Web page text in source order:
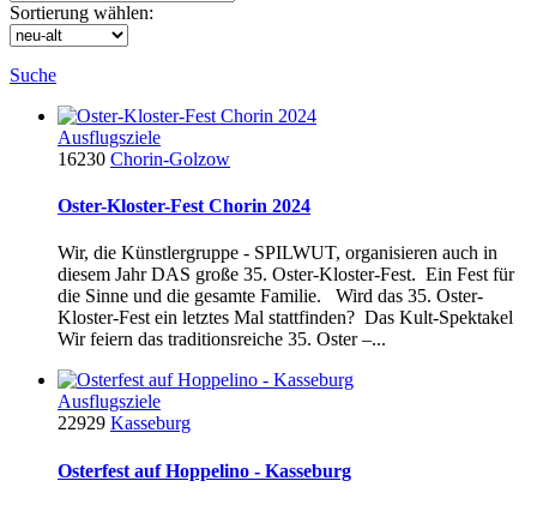
Sortierung wählen:
Suche
Ausflugsziele
16230 Chorin-Golzow
Oster-Kloster-Fest Chorin 2024
Wir, die Künstlergruppe - SPILWUT, organisieren auch in
diesem Jahr DAS große 35. Oster-Kloster-Fest. Ein Fest für
die Sinne und die gesamte Familie. Wird das 35. Oster-
Kloster-Fest ein letztes Mal stattfinden? Das Kult-Spektakel
Wir feiern das traditionsreiche 35. Oster –...
Ausflugsziele
22929 Kasseburg
Osterfest auf Hoppelino - Kasseburg